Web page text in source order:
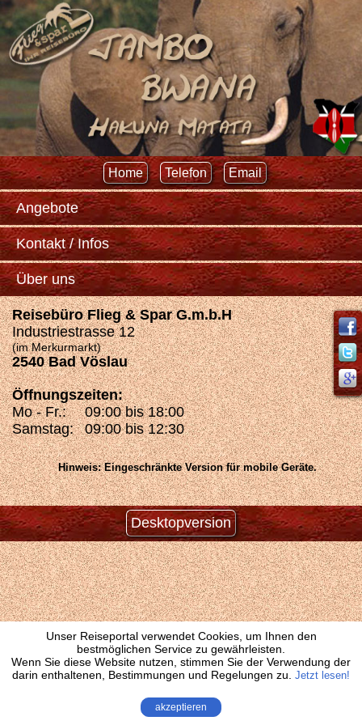
Home Telefon Email
Angebote
Kontakt / Infos
Über uns
Reisebüro Flieg & Spar G.m.b.H
Industriestrasse 12
(im Merkurmarkt)
2540 Bad Vöslau
Öffnungszeiten:
Mo - Fr.:
09:00 bis 18:00
Samstag: 09:00 bis 12:30
Hinweis: Eingeschränkte Version für mobile Geräte.
Desktopversion
Unser Reiseportal verwendet Cookies, um Ihnen den
bestmöglichen Service zu gewährleisten.
Wenn Sie diese Website nutzen, stimmen Sie der Verwendung der
darin enthaltenen, Bestimmungen und Regelungen zu. Jetzt lesen!